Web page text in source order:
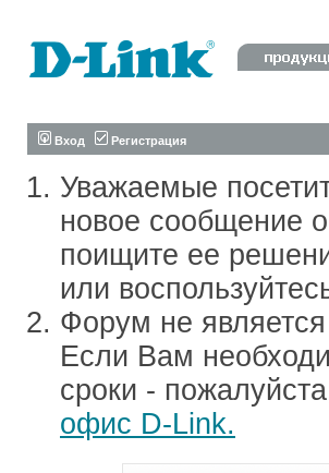
Вход Регистрация
Уважаемые
новое сообщение
поищите ее
или
Форум не
Если Вам
сроки -
офис D-Link.